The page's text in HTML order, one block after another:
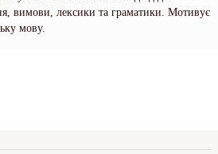
вимови, лексики та граматики. Мотивує
мову.